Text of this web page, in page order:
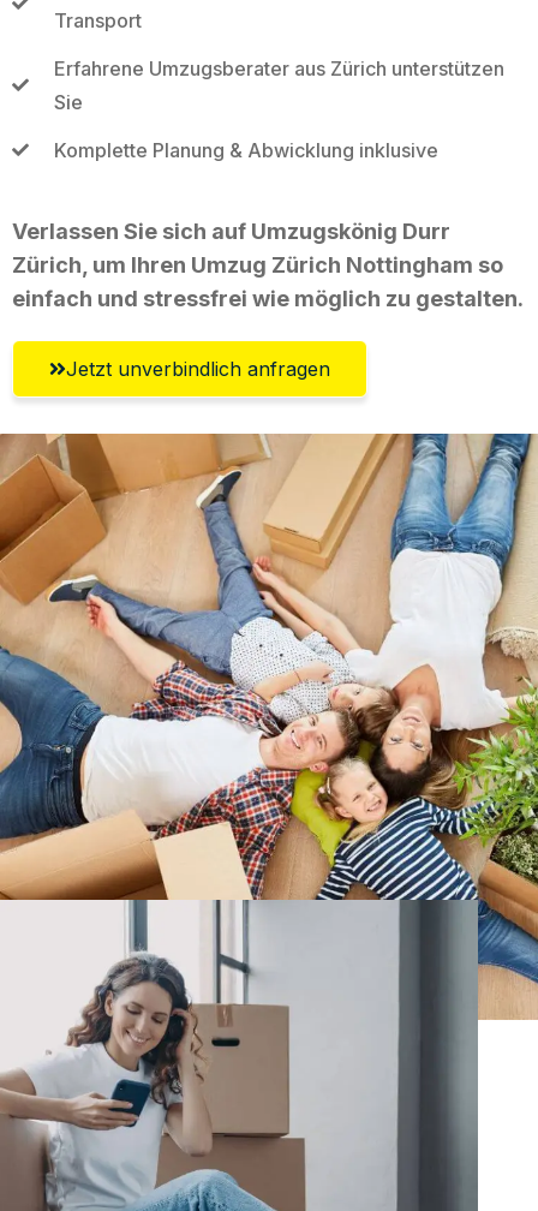
Transport
Erfahrene Umzugsberater aus Zürich unterstützen
Sie
Komplette Planung & Abwicklung inklusive
Verlassen Sie sich auf Umzugskönig Durr
Zürich, um Ihren Umzug Zürich Nottingham so
einfach und stressfrei wie möglich zu gestalten.
Jetzt unverbindlich anfragen